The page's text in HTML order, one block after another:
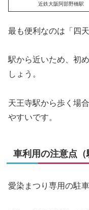
近鉄大阪阿部野橋駅
最も便利なのは「四
駅から近いため、初
しょう。
天王寺駅から歩く場
やすいです。
車利用の注意点（
愛染まつり専用の駐